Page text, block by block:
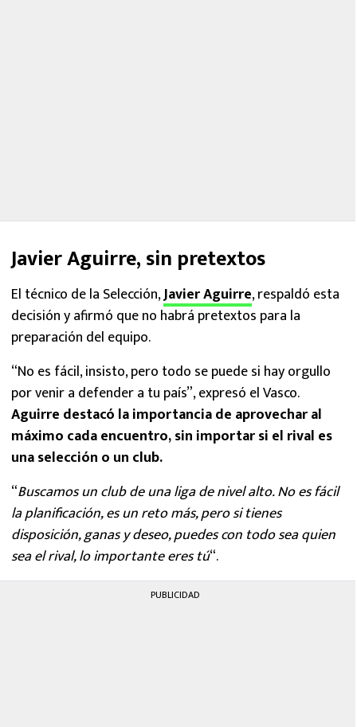
Javier Aguirre, sin pretextos
El técnico de la Selección,Javier Aguirre, respaldó esta
decisión y afirmó que no habrá pretextos para la
preparación del equipo.
“No es fácil, insisto, pero todo se puede si hay orgullo
por venir a defender a tu país”, expresó el Vasco.
Aguirre destacó la importancia de aprovechar al
máximo cada encuentro, sin importar si el rival es
una selección o un club.
“Buscamos un club de una liga de nivel alto. No es fácil
la planificación, es un reto más, pero si tienes
disposición, ganas y deseo, puedes con todo sea quien
sea el rival, lo importante eres tú“.
PUBLICIDAD